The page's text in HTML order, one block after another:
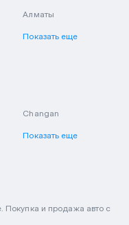
Алматы
Показать еще
Changan
Показать еще
Покупка и продажа авто с